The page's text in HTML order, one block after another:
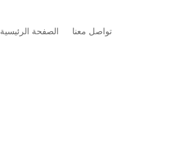
تواصل معنا الصفحة الرئيسية